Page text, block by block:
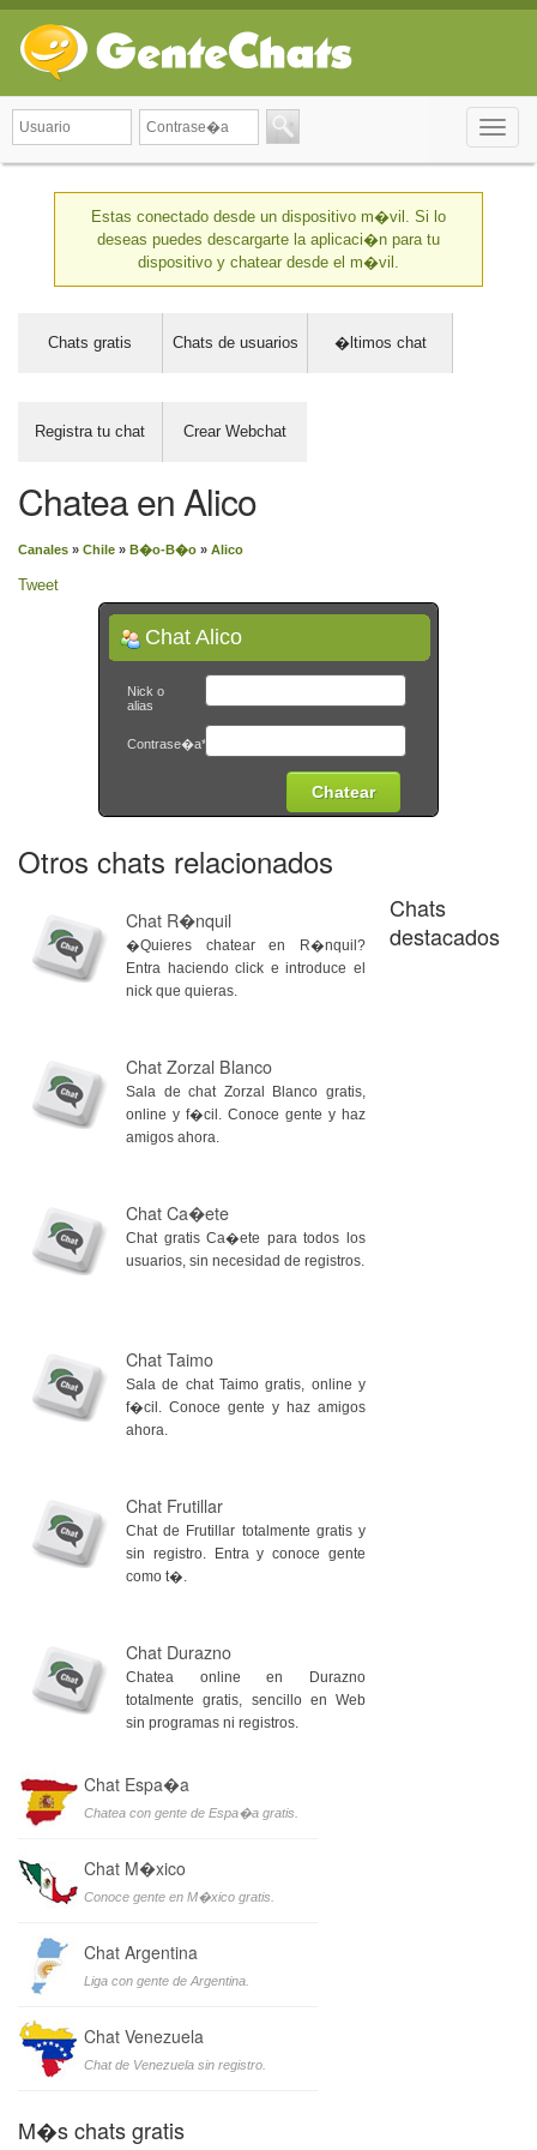
Toggle
Estas conectado desde un dispositivo m�vil. Si lo
deseas puedes descargarte la aplicaci�n para tu
dispositivo y chatear desde el m�vil.
Chats gratis Chats de usuarios �ltimos chat
Registra tu chat Crear Webchat
Chatea en Alico
Canales » Chile » B�o-B�o » Alico
Tweet
Chat Alico
Nick o
alias
Contrase�a*
Otros chats relacionados
Chat R�nquil
�Quieres chatear en R�nquil?
Entra haciendo click e introduce el
nick que quieras.
Chat Zorzal Blanco
Sala de chat Zorzal Blanco gratis,
online y f�cil. Conoce gente y haz
amigos ahora.
Chat Ca�ete
Chat gratis Ca�ete para todos los
usuarios, sin necesidad de registros.
Chat Taimo
Sala de chat Taimo gratis, online y
f�cil. Conoce gente y haz amigos
ahora.
Chat Frutillar
Chat de Frutillar totalmente gratis y
sin registro. Entra y conoce gente
como t�.
Chat Durazno
Chatea online en Durazno
totalmente gratis, sencillo en Web
sin programas ni registros.
Chats
destacados
Chat Espa�a
Chatea con gente de Espa�a gratis.
Chat M�xico
Conoce gente en M�xico gratis.
Chat Argentina
Liga con gente de Argentina.
Chat Venezuela
Chat de Venezuela sin registro.
M�s chats gratis